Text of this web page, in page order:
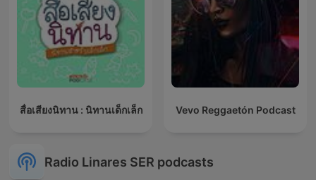
สื่อเสียงนิทาน : นิทานเด็กเล็ก Vevo Reggaetón Podcast
Radio Linares SER podcasts